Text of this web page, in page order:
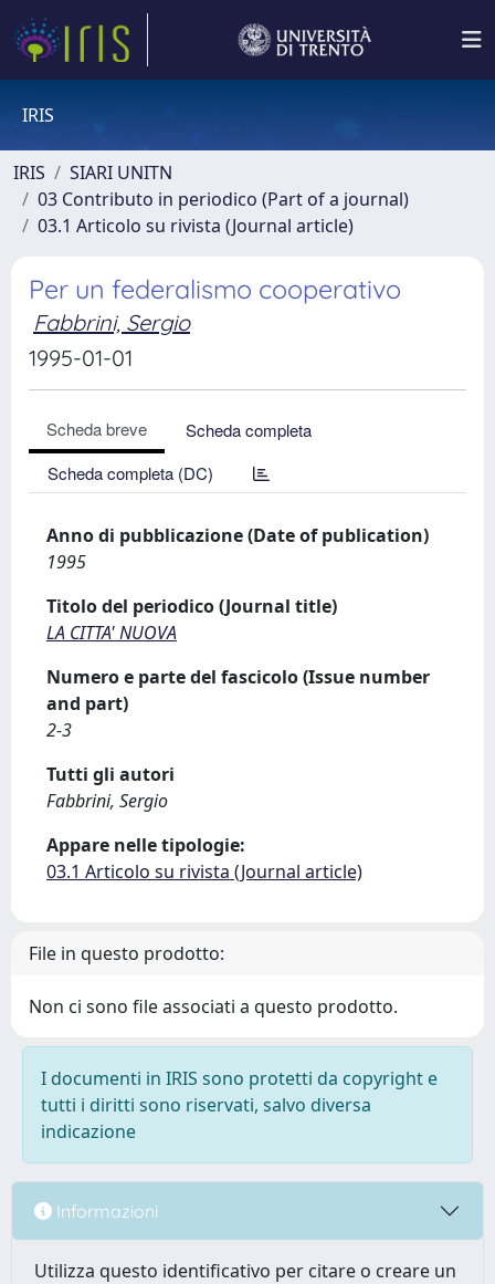
IRIS
IRIS
SIARI UNITN
03 Contributo in periodico (Part of a journal)
03.1 Articolo su rivista (Journal article)
Per un federalismo cooperativo
Fabbrini, Sergio
1995-01-01
Scheda breve
Scheda completa
Scheda completa (DC)
Anno di pubblicazione (Date of publication)
1995
Titolo del periodico (Journal title)
LA CITTA' NUOVA
Numero e parte del fascicolo (Issue number
and part)
2-3
Tutti gli autori
Fabbrini, Sergio
Appare nelle tipologie:
03.1 Articolo su rivista (Journal article)
File in questo prodotto:
Non ci sono file associati a questo prodotto.
I documenti in IRIS sono protetti da copyright e
tutti i diritti sono riservati, salvo diversa
indicazione
Informazioni
Utilizza questo identificativo per citare o creare un